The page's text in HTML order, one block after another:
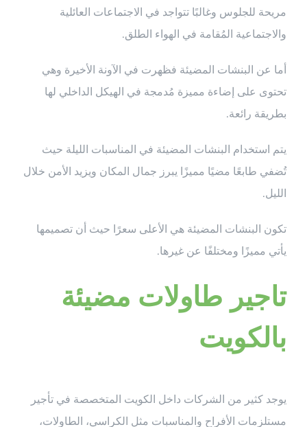
مريحة للجلوس وغالبًا تتواجد في الاجتماعات العائلية
والاجتماعية المُقامة في الهواء الطلق.
أما عن البنشات المضيئة فظهرت في الآونة الأخيرة وهي
تحتوى على إضاءة مميزة مُدمجة في الهيكل الداخلي لها
بطريقة رائعة.
يتم استخدام البنشات المضيئة في المناسبات الليلة حيث
تُضفي طابعًا مضيًا مميزًا يبرز جمال المكان ويزيد الأمن خلال
الليل.
تكون البنشات المضيئة هي الأعلى سعرًا حيث أن تصميمها
يأتي مميزًا ومختلفًا عن غيرها.
تاجير طاولات مضيئة
بالكويت
يوجد كثير من الشركات داخل الكويت المتخصصة في تأجير
مستلزمات الأفراح والمناسبات مثل الكراسي، الطاولات،